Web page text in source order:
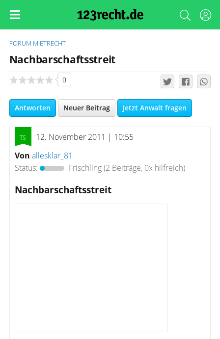
FORUM MIETRECHT
Nachbarschaftsstreit
0
Antworten Neuer Beitrag Jetzt Anwalt fragen
12. November 2011 | 10:55
Von allesklar_81
Status:
Frischling(2 Beiträge, 0x hilfreich)
Nachbarschaftsstreit